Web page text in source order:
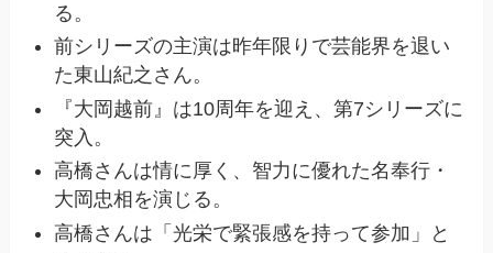
る。
前シリーズの主演は昨年限りで芸能界を退い
た東山紀之さん。
『大岡越前』は10周年を迎え、第7シリーズに
突入。
高橋さんは情に厚く、智力に優れた名奉行・
大岡忠相を演じる。
高橋さんは「光栄で緊張感を持って参加」と